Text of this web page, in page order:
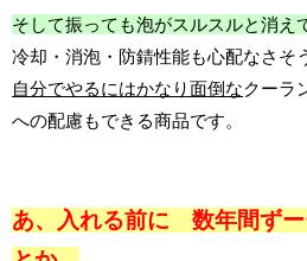
そして振っても泡がスルスルと消え
冷却・消泡・防錆性能も心配なさそ
自分でやるにはかなり面倒なクーラ
への配慮もできる商品です。
あ、入れる前に 数年間ず